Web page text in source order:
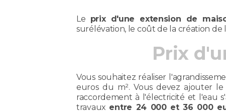
Le prix d'une extension de
surélévation, le coût de la création
Prix
Vous souhaitez réaliser
euros du m². Vous devez ajouter
raccordement à l'électricité et l'eau
travaux entre 24 000 et 36 000